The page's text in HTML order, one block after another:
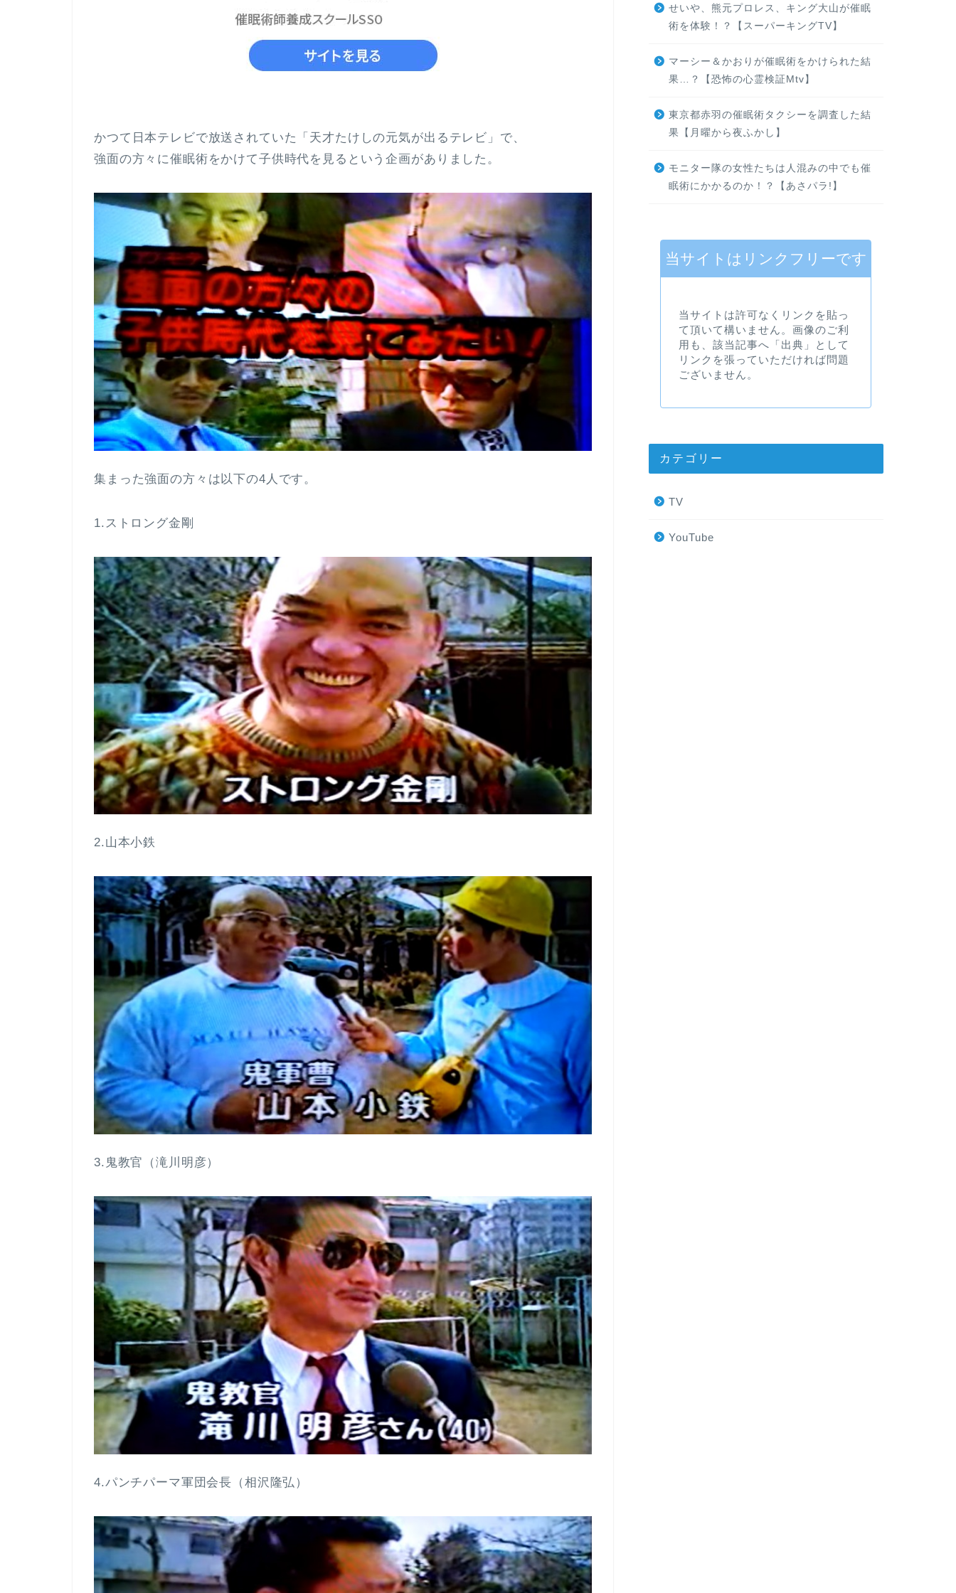
かつて日本テレビで放送されていた「天才たけしの元気が出るテレビ」で、
強面の方々に催眠術をかけて子供時代を見るという企画がありました。
集まった強面の方々は以下の4人です。
1.ストロング金剛
2.山本小鉄
3.鬼教官（滝川明彦）
4.パンチパーマ軍団会長（相沢隆弘）
せいや、熊元プロレス、キング大山が催眠
術を体験！？【スーパーキングTV】
マーシー＆かおりが催眠術をかけられた結
果…？【恐怖の心霊検証Mtv】
東京都赤羽の催眠術タクシーを調査した結
果【月曜から夜ふかし】
モニター隊の女性たちは人混みの中でも催
眠術にかかるのか！？【あさパラ!】
当サイトはリンクフリーです
当サイトは許可なくリンクを貼っ
て頂いて構いません。画像のご利
用も、該当記事へ「出典」として
リンクを張っていただければ問題
ございません。
カテゴリー
TV
YouTube